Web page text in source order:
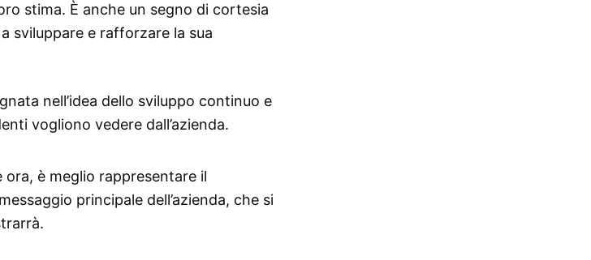
stima. È anche un segno di cortesia
sviluppare e rafforzare la sua
nell’idea dello sviluppo continuo e
vogliono vedere dall’azienda.
è meglio rappresentare il
principale dell’azienda, che si